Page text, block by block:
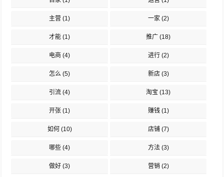
主营 (1) 一家(2)
才能 (1) 推广 (18)
电商 (4) 进行(2)
怎么 (5) 新店(3)
引流 (4) 淘宝 (13)
开张 (1) 赚钱(1)
如何 (10) 店铺(7)
哪些 (4) 方法(3)
做好 (3) 营销 (2)